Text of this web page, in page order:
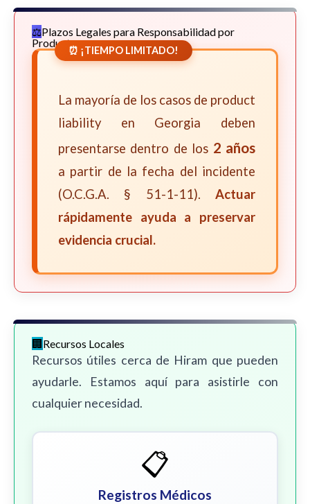
Plazos Legales para Responsabilidad por
Productos
⏰ ¡TIEMPO LIMITADO!
La mayoría de los casos de product
liability en Georgia deben
presentarse dentro de los 2 años
a partir de la fecha del incidente
(O.C.G.A. § 51-1-11). Actuar
rápidamente ayuda a preservar
evidencia crucial.
Recursos Locales
Recursos útiles cerca de Hiram que pueden
ayudarle. Estamos aquí para asistirle con
cualquier necesidad.
📋
Registros Médicos